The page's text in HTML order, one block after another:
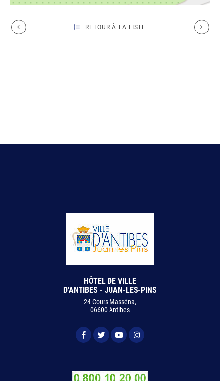
RETOUR À LA LISTE
HÔTEL DE VILLE
D'ANTIBES - JUAN-LES-PINS
24 Cours Masséna,
06600 Antibes